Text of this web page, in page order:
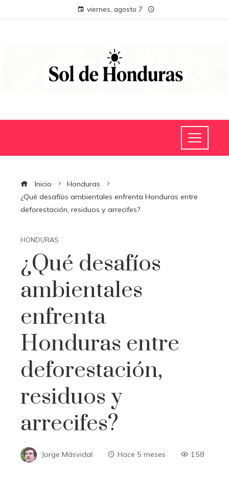
viernes, agosto 7
Inicio
Honduras
¿Qué desafíos ambientales enfrenta Honduras entre
deforestación, residuos y arrecifes?
HONDURAS
¿Qué desafíos
ambientales
enfrenta
Honduras entre
deforestación,
residuos y
arrecifes?
Jorge Másvidal Hace 5 meses 158